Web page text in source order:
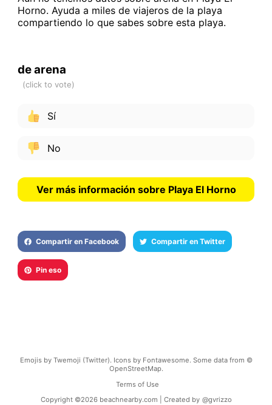
Horno. Ayuda a miles de viajeros de la playa
compartiendo lo que sabes sobre esta playa.
de arena
Sí
No
Ver más información sobre Playa El Horno
Compartir en Facebook Compartir en Twitter
Pin eso
Emojis by Twemoji (Twitter). Icons by Fontawesome. Some data from ©
OpenStreetMap.
Terms of Use
Copyright ©2026 beachnearby.com | Created by @gvrizzo